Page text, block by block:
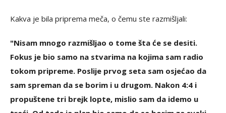
Kakva je bila priprema meča, o čemu ste razmišljali:
"Nisam mnogo razmišljao o tome šta će se desiti.
Fokus je bio samo na stvarima na kojima sam radio
tokom pripreme. Poslije prvog seta sam osjećao da
sam spreman da se borim i u drugom. Nakon 4:4 i
propuštene tri brejk lopte, mislio sam da idemo u